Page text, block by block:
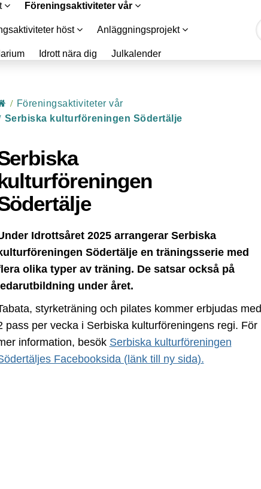
Föreningsaktiviteter vår
höst Anläggningsprojekt
Idrott nära dig Julkalender
Start
/ Föreningsaktiviteter vår
Serbiska kulturföreningen Södertälje
Idrottsåret 2025 arrangerar Serbiska
Södertälje en träningsserie med
olika typer av träning. De satsar också på
ledarutbildning under året.
styrketräning och pilates kommer erbjudas med
pass per vecka i Serbiska kulturföreningens regi. För
information, besök Serbiska kulturföreningen
Facebooksida (länk till ny sida).